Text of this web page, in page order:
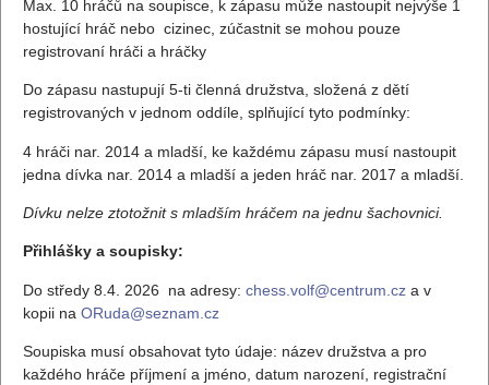
Max. 10 hráčů na soupisce, k zápasu může nastoupit nejvýše 1
hostující hráč nebo cizinec, zúčastnit se mohou pouze
registrovaní hráči a hráčky
Do zápasu nastupují 5-ti členná družstva, složená z dětí
registrovaných v jednom oddíle, splňující tyto podmínky:
4 hráči nar. 2014 a mladší, ke každému zápasu musí nastoupit
jedna dívka nar. 2014 a mladší a jeden hráč nar. 2017 a mladší.
Dívku nelze ztotožnit s mladším hráčem na jednu šachovnici.
Přihlášky a soupisky:
Do středy 8.4. 2026 na adresy: chess.volf@centrum.cz a v
kopii na ORuda@seznam.cz
Soupiska musí obsahovat tyto údaje: název družstva a pro
každého hráče příjmení a jméno, datum narození, registrační